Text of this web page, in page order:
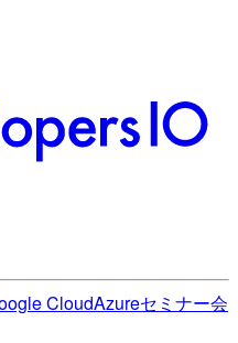
CloudAzureセミナー会